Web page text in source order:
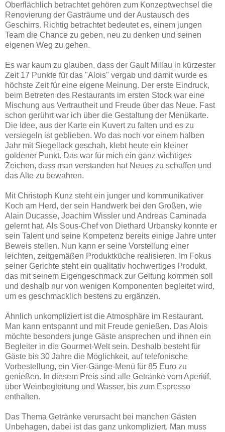
Oberflächlich betrachtet gehören zum Konzeptwechsel die
Renovierung der Gasträume und der Austausch des
Geschirrs. Richtig betrachtet bedeutet es, einem jungen
Team die Chance zu geben, neu zu denken und seinen
eigenen Weg zu gehen.
Es war kaum zu glauben, dass der Gault Millau in kürzester
Zeit 17 Punkte für das "Alois" vergab und damit wurde es
höchste Zeit für eine eigene Meinung. Der erste Eindruck,
beim Betreten des Restaurants im ersten Stock war eine
Mischung aus Vertrautheit und Freude über das Neue. Fast
schon gerührt war ich über die Gestaltung der Menükarte.
Die Idee, aus der Karte ein Kuvert zu falten und es zu
versiegeln ist geblieben. Wo das noch vor einem halben
Jahr mit Siegellack geschah, klebt heute ein kleiner
goldener Punkt. Das war für mich ein ganz wichtiges
Zeichen, dass man verstanden hat Neues zu schaffen und
das Alte zu bewahren.
Mit Christoph Kunz steht ein junger und kommunikativer
Koch am Herd, der sein Handwerk bei den Großen, wie
Alain Ducasse, Joachim Wissler und Andreas Caminada
gelernt hat. Als Sous-Chef von Diethard Urbansky konnte er
sein Talent und seine Kompetenz bereits einige Jahre unter
Beweis stellen. Nun kann er seine Vorstellung einer
leichten, zeitgemäßen Produktküche realisieren. Im Fokus
seiner Gerichte steht ein qualitativ hochwertiges Produkt,
das mit seinem Eigengeschmack zur Geltung kommen soll
und deshalb nur von wenigen Komponenten begleitet wird,
um es geschmacklich bestens zu ergänzen.
Ähnlich unkompliziert ist die Atmosphäre im Restaurant.
Man kann entspannt und mit Freude genießen. Das Alois
möchte besonders junge Gäste ansprechen und ihnen ein
Begleiter in die Gourmet-Welt sein. Deshalb besteht für
Gäste bis 30 Jahre die Möglichkeit, auf telefonische
Vorbestellung, ein Vier-Gänge-Menü für 85 Euro zu
genießen. In diesem Preis sind alle Getränke vom Aperitif,
über Weinbegleitung und Wasser, bis zum Espresso
enthalten.
Das Thema Getränke verursacht bei manchen Gästen
Unbehagen, dabei ist das ganz unkompliziert. Man muss